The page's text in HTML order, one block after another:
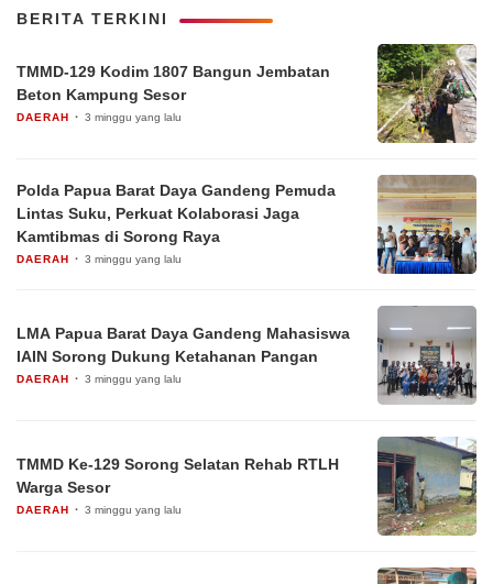
BERITA TERKINI
TMMD-129 Kodim 1807 Bangun Jembatan
Beton Kampung Sesor
DAERAH 3 minggu yang lalu
Polda Papua Barat Daya Gandeng Pemuda
Lintas Suku, Perkuat Kolaborasi Jaga
Kamtibmas di Sorong Raya
DAERAH 3 minggu yang lalu
LMA Papua Barat Daya Gandeng Mahasiswa
IAIN Sorong Dukung Ketahanan Pangan
DAERAH 3 minggu yang lalu
TMMD Ke-129 Sorong Selatan Rehab RTLH
Warga Sesor
DAERAH 3 minggu yang lalu